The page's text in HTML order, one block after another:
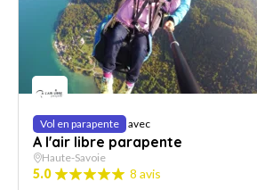
Vol en parapente avec
A l'air libre parapente
Haute-Savoie
5.0 8 avis